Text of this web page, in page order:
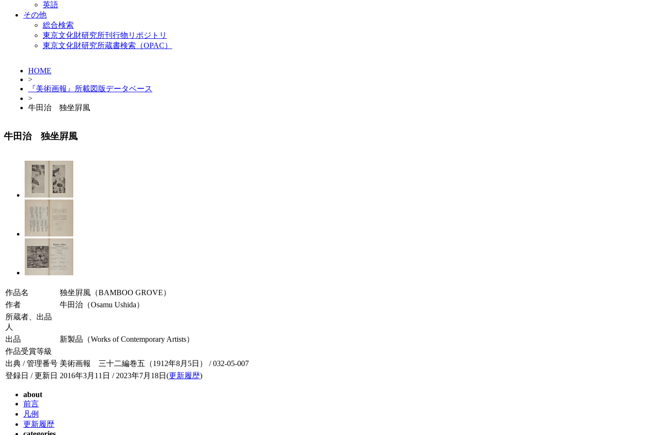
英語
その他
総合検索
東京文化財研究所刊行物リポジトリ
東京文化財研究所蔵書検索（OPAC）
HOME
>
『美術画報』所載図版データベース
>
牛田治 独坐屛風
牛田治 独坐屛風
作品名
独坐屛風（BAMBOO GROVE）
作者
牛田治（Osamu Ushida）
所蔵者、出品
人
出品
新製品（Works of Contemporary Artists）
作品受賞等級
出典 / 管理番号 美術画報 三十二編巻五（1912年8月5日） / 032-05-007
登録日 / 更新日 2016年3月11日 / 2023年7月18日(更新履歴)
about
前言
凡例
更新履歴